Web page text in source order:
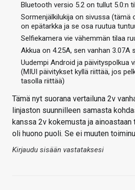
Bluetooth versio 5.2 on tullut 5.0:n
Sormenjälkilukija on sivussa (tämä
on epätarkka ja se osa ruutua
Selfiekamera vie vähemmän tilaa
Akkua on 4.25A, sen vanhan 3.07A
Uudempi Android ja päivityspolkua
(MIUI päivitykset kyllä riittää, jos
tasolla riittää)
Tämä nyt suorana vertailuna 2v
linjaston suunnilleen samasta
kanssa 2v kokemusta ja
oli huono puoli. Se ei muuten
Kirjaudu sisään vastataksesi